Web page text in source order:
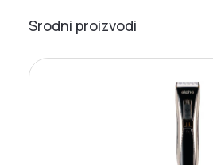
Srodni proizvodi